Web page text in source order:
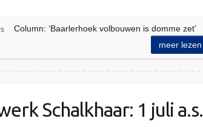
Column: ‘Baarlerhoek volbouwen is domme zet’
meer lezen
Schalkhaar: 1 juli a.s.